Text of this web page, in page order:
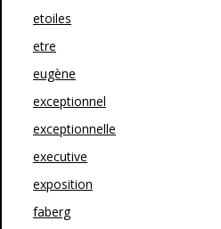
etoiles
etre
eugène
exceptionnel
exceptionnelle
executive
exposition
faberg